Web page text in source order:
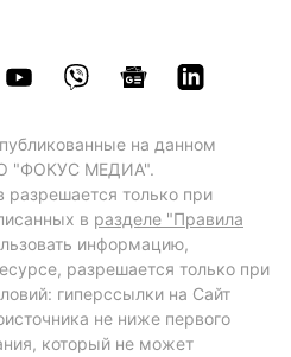
на данном
"ФОКУС МЕДИА".
разрешается только при
в разделе "Правила
информацию,
разрешается только при
гиперссылки на Сайт
не ниже первого
который не может